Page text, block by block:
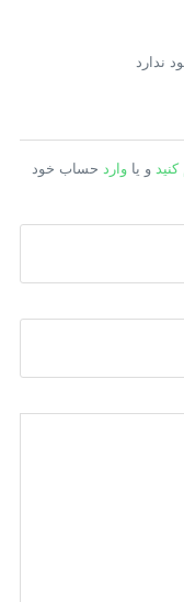
ندارد
و یا وارد حساب خود